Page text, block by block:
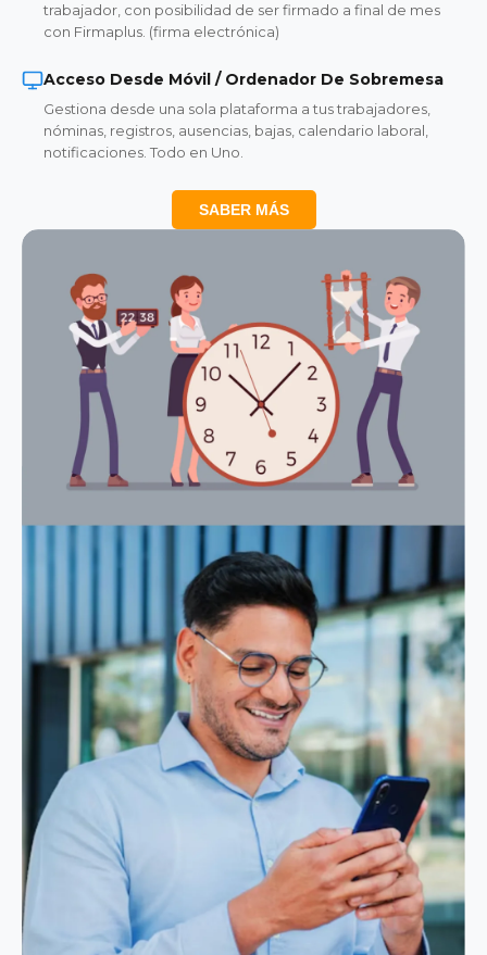
trabajador, con posibilidad de ser firmado a final de mes
con Firmaplus. (firma electrónica)
Acceso Desde Móvil / Ordenador De Sobremesa
Gestiona desde una sola plataforma a tus trabajadores,
nóminas, registros, ausencias, bajas, calendario laboral,
notificaciones. Todo en Uno.
SABER MÁS